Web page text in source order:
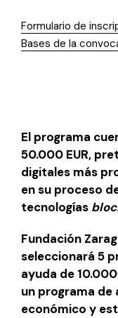
Formulario de
Bases de la
El programa
50.000 EUR,
digitales más
en su proceso
tecnologías
Fundación
seleccionará 5
ayuda de
un programa
económico y